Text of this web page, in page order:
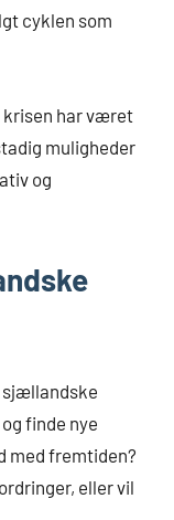
cyklen som
krisen har været
muligheder
og
sjællandske
finde nye
med fremtiden?
eller vil